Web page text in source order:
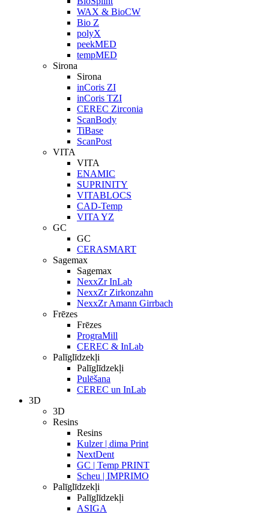
WAX & BioCW
Bio Z
polyX
peekMED
tempMED
Sirona
Sirona
inCoris ZI
inCoris TZI
CEREC Zirconia
ScanBody
TiBase
ScanPost
VITA
VITA
ENAMIC
SUPRINITY
VITABLOCS
CAD-Temp
VITA YZ
GC
GC
CERASMART
Sagemax
Sagemax
NexxZr InLab
NexxZr Zirkonzahn
NexxZr Amann Girrbach
Frēzes
Frēzes
PrograMill
CEREC & InLab
Palīglīdzekļi
Palīglīdzekļi
Pulēšana
CEREC un InLab
3D
3D
Resins
Resins
Kulzer | dima Print
NextDent
GC | Temp PRINT
Scheu | IMPRIMO
Palīglīdzekļi
Palīglīdzekļi
ASIGA